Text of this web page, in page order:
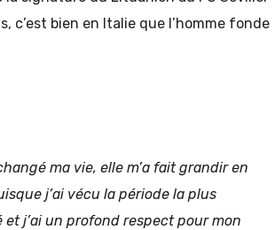
c’est bien en Italie que l’homme fonde
ma vie, elle m’a fait grandir en
j’ai vécu la période la plus
j’ai un profond respect pour mon